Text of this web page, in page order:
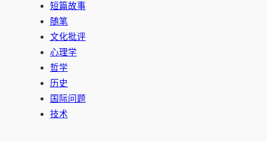
短篇故事
随笔
文化批评
心理学
哲学
历史
国际问题
技术